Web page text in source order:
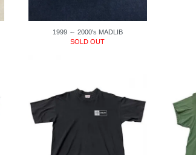
1999 ～ 2000's MADLIB
SOLD OUT